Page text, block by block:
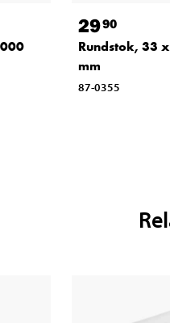
2990
Rundstok, 33
mm
87-0355